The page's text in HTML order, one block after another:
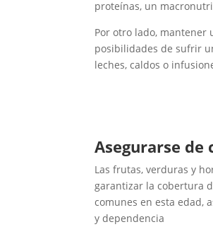
proteínas, un
Por otro lado, mantener
posibilidades de sufrir
leches, caldos o
Asegurarse
Las frutas, verduras y
garantizar la cobertura
comunes en esta edad,
y dependencia